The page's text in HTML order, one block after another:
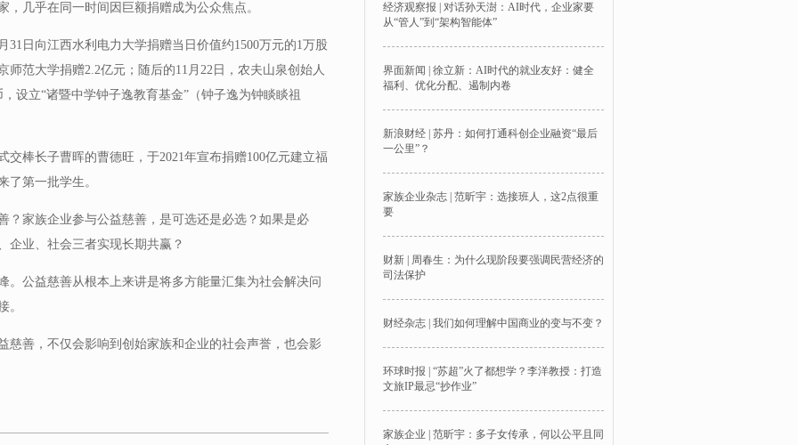
，几乎在同一时间因巨额捐赠成为公众焦点。
31日向江西水利电力大学捐赠当日价值约1500万元的1万股
师范大学捐赠2.2亿元；随后的11月22日，农夫山泉创始人
设立“诸暨中学钟子逸教育基金”（钟子逸为钟睒睒祖
交棒长子曹晖的曹德旺，于2021年宣布捐赠100亿元建立福
了第一批学生。
？家族企业参与公益慈善，是可选还是必选？如果是必
企业、社会三者实现长期共赢？
。公益慈善从根本上来讲是将多方能量汇集为社会解决问
。
慈善，不仅会影响到创始家族和企业的社会声誉，也会影
经济观察报 | 对话孙天澍：AI时代，企业家要
从“管人”到“架构智能体”
界面新闻 | 徐立新：AI时代的就业友好：健全
福利、优化分配、遏制内卷
新浪财经 | 苏丹：如何打通科创企业融资“最后
一公里”？
家族企业杂志 | 范昕宇：选接班人，这2点很重
要
财新 | 周春生：为什么现阶段要强调民营经济的
司法保护
财经杂志 | 我们如何理解中国商业的变与不变？
环球时报 | “苏超”火了都想学？李洋教授：打造
文旅IP最忌“抄作业”
家族企业 | 范昕宇：多子女传承，何以公平且同